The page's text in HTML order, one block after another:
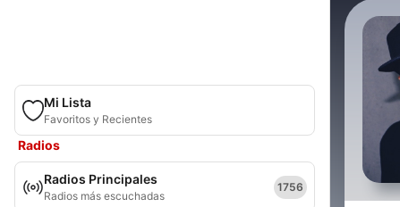
Mi Lista
Favoritos y Recientes
Radios
Radios Principales
Radios más escuchadas
1756